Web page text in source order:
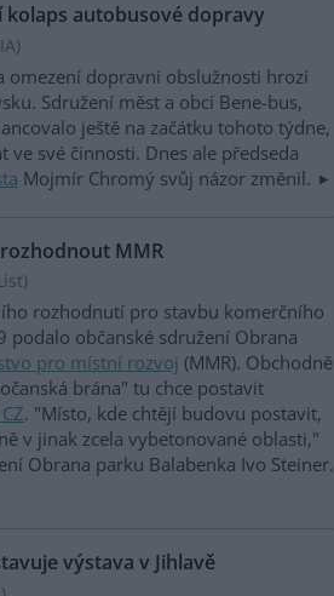
kolaps autobusové dopravy
)
omezení dopravní obslužnosti hrozí
Sdružení měst a obcí Bene-bus,
ještě na začátku tohoto týdne,
ve své činnosti. Dnes ale předseda
Mojmír Chromý svůj názor změnil.
MMR
rozhodnutí pro stavbu komerčního
podalo občanské sdružení Obrana
pro místní rozvoj (MMR). Obchodně
brána" tu chce postavit
. "Místo, kde chtějí budovu postavit,
v jinak zcela vybetonované oblasti,"
Obrana parku Balabenka Ivo Steiner.
výstava v Jihlavě